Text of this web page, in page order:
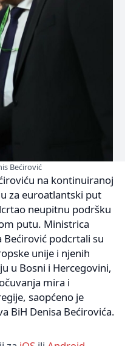
Bećirović
na kontinuiranoj
za euroatlantski put
neupitnu podršku
putu. Ministrica
Bećirović podcrtali su
unije i njenih
u Bosni i Hercegovini,
mira i
saopćeno je
BiH Denisa Bećirovića.